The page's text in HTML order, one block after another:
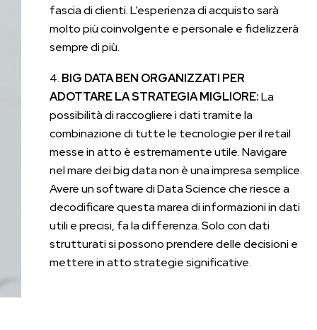
fascia di clienti. L’esperienza di acquisto sarà
molto più coinvolgente e personale e fidelizzerà
sempre di più.
BIG DATA BEN ORGANIZZATI PER
ADOTTARE LA STRATEGIA MIGLIORE:La
possibilità di raccogliere i dati tramite la
combinazione di tutte le tecnologie per il retail
messe in atto è estremamente utile. Navigare
nel mare dei big data non è una impresa semplice.
Avere un software di Data Science che riesce a
decodificare questa marea di informazioni in dati
utili e precisi, fa la differenza. Solo con dati
strutturati si possono prendere delle decisioni e
mettere in atto strategie significative.